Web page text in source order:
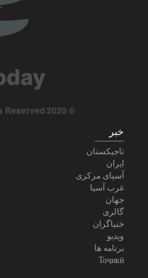
© 2020 PARS TODAY. All Rights Reserved.
خبر
تاجیکستان
ایران
آسیای مرکزی
غرب آسیا
جهان
گالری
خنیاگران
ویدیو
برنامه ها
Тоҷикӣ